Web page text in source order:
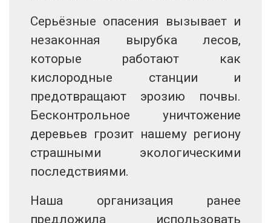
Серьёзные опасения вызывает и
незаконная вырубка лесов,
которые работают как
кислородные станции и
предотвращают эрозию почвы.
Бесконтрольное уничтожение
деревьев грозит нашему региону
страшными экологическими
последствиями.
Наша организация ранее
предложила использовать